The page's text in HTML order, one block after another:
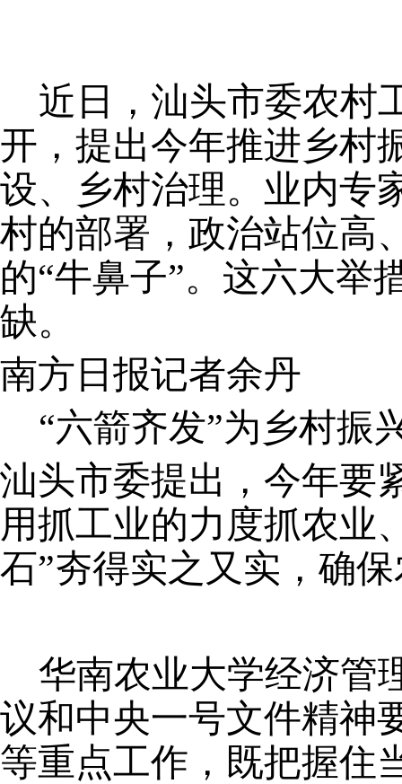
近日，汕头市委农村
开，提出今年推进乡村
设、乡村治理。业内专
村的部署，政治站位高
的“牛鼻子”。这六大举
缺。
南方日报记者余丹
“六箭齐发”为乡村振
汕头市委提出，今年要
用抓工业的力度抓农业
石”夯得实之又实，确
华南农业大学经济管
议和中央一号文件精神
等重点工作，既把握住